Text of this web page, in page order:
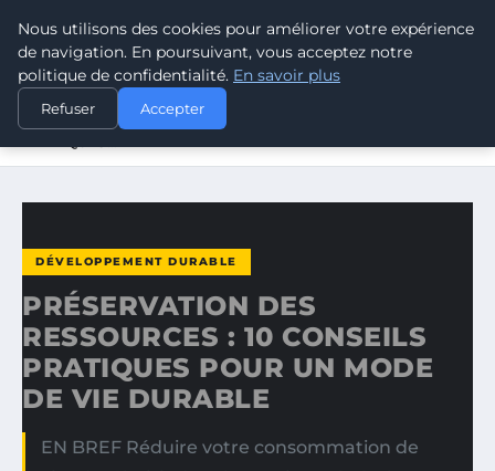
CLIMATE GUARDIAN
ACCUEIL
DÉVELOPPEMENT DURABLE
PRÉSERVATION DES RESSOURCES : 10 CONSEILS
DÉVELOPPEMENT DURABLE
PRÉSERVATION DES
RESSOURCES : 10 CONSEILS
PRATIQUES POUR UN MODE
DE VIE DURABLE
EN BREF Réduire votre consommation de
Nous utilisons des cookies pour améliorer votre expérience
de navigation. En poursuivant, vous acceptez notre
politique de confidentialité. En savoir plus
Refuser Accepter